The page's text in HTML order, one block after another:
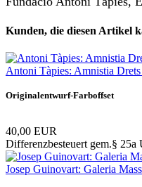
Kunden, die diesen Artikel
Antoni Tàpies: Amnistia
Originalentwurf-Farboffset
40,00 EUR
Differenzbesteuert gem.§
Josep Guinovart: Galeria